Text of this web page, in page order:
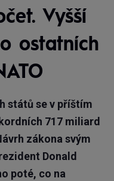
Vyšší
ostatních
států se v příštím
717 miliard
zákona svým
Donald
poté, co na